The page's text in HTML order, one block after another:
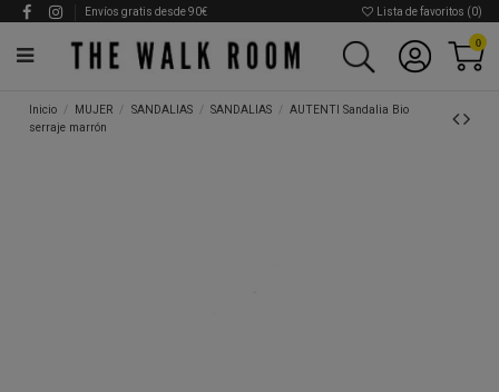
Envíos gratis desde 90€ Lista de favoritos (0)
0
Inicio MUJER SANDALIAS SANDALIAS
AUTENTI Sandalia Bio
serraje marrón